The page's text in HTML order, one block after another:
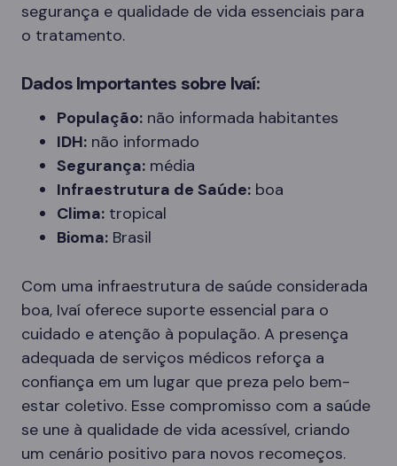
segurança e qualidade de vida essenciais para
o tratamento.
Dados Importantes sobre Ivaí:
População: não informada habitantes
IDH: não informado
Segurança: média
Infraestrutura de Saúde: boa
Clima: tropical
Bioma: Brasil
Com uma infraestrutura de saúde considerada
boa, Ivaí oferece suporte essencial para o
cuidado e atenção à população. A presença
adequada de serviços médicos reforça a
confiança em um lugar que preza pelo bem-
estar coletivo. Esse compromisso com a saúde
se une à qualidade de vida acessível, criando
um cenário positivo para novos recomeços.